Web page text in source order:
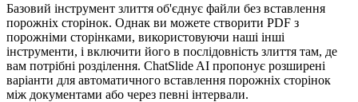
Базовий інструмент злиття об'єднує файли без вставлення
порожніх сторінок. Однак ви можете створити PDF з
порожніми сторінками, використовуючи наші інші
інструменти, і включити його в послідовність злиття там, де
вам потрібні розділення. ChatSlide AI пропонує розширені
варіанти для автоматичного вставлення порожніх сторінок
між документами або через певні інтервали.